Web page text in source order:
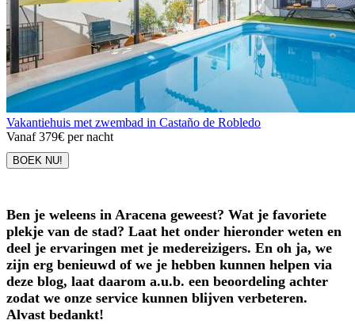
Vakantiehuis met zwembad in Castaño de Robledo
Vanaf379€ per nacht
BOEK NU!
Ben je weleens in Aracena geweest? Wat je favoriete
plekje van de stad? Laat het onder hieronder weten en
deel je ervaringen met je medereizigers. En oh ja, we
zijn erg benieuwd of we je hebben kunnen helpen via
deze blog, laat daarom a.u.b. een beoordeling achter
zodat we onze service kunnen blijven verbeteren.
Alvast bedankt!